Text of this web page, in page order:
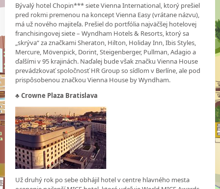
Bývalý hotel Chopin*** siete Vienna International, ktorý prešiel
pred rokmi premenou na koncept Vienna Easy (vrátane názvu),
má už nového majiteľa. Prešiel do portfólia najväčšej hotelovej
franchisingovej siete – Wyndham Hotels & Resorts, ktorý sa
„skrýva“ za značkami Sheraton, Hilton, Holiday Inn, Ibis Styles,
Mercure, Mövenpick, Dorint, Steigenberger, Pullman, Adagio a
ďalšími v 95 krajinách. Naďalej bude však značku Vienna House
prevádzkovať spoločnosť HR Group so sídlom v Berlíne, ale pod
prispôsobenou značkou Vienna House by Wyndham.
♣ Crowne Plaza Bratislava
Už druhý rok po sebe obhájil hotel v centre hlavného mesta